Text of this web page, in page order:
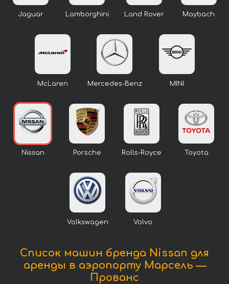
Jaguar Lamborghini Land Rover Maybach
McLaren Mercedes-Benz MINI
Nissan Porsche Rolls-Royce Toyota
Volkswagen Volvo
Список машин бренда Nissan для
аренды в аэропорту Марсель —
Прованс